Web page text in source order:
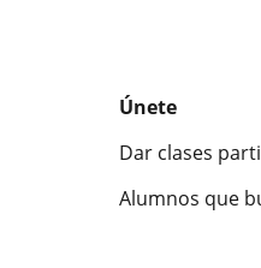
Únete
Dar clases
Alumnos que